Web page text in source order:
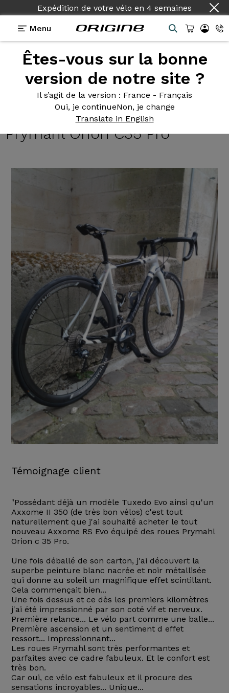
Expédition de votre vélo en 4 semaines
Menu
Êtes-vous sur la bonne
version de notre site ?
Il s’agit de la version : France - Français
Oui, je continueNon, je change
Translate in English
Témoignages>Axxome II RS Evo - Shimano Ultegra
Axxome II RS Evo - Shimano
Ultegra R8000 - Roues
Prymahl Orion C35 Pro
Témoignage client
"Possédant déjà un modèle Tuxedo Evo ainsi qu'un
Axxome II 350 (de très bon vélos) c'est tout
naturellement que j'ai souhaité acheter le tout
nouveau Axxome RS Evo équipé des roues Prymahl
Orion c 35 Pro.
Une fois déballé de son carton, j'ai découvert la
superbe peinture blanc nacrée et noir métallisée
qui donne au soleil un magnifique effet scintillant.
Cela commençait bien...
Une fois dessus et ce dès les premiers kilomètres
j'ai été impressionné par son coté vif et nerveux.
Première relance... Le vélo part comme une balle...
Première ascension et un sentiment d effet
ressort... Impressionnant...
Les roues Prymahl sont très performantes et
parfaites avec ce cadre fabuleux. Et le confort est
très bon.
Car oui, ce vélo est fabuleux et il procure des
sensations incroyables... Unique...